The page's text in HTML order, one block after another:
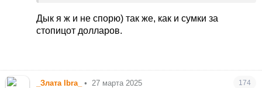
Дык я ж и не спорю) так же, как и сумки за
стопицот долларов.
_Злата Ibra_ • 27 марта 2025 174